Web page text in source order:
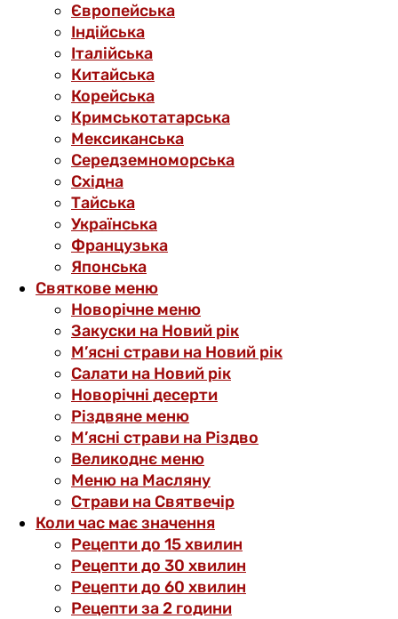
Європейська
Індійська
Італійська
Китайська
Корейська
Кримськотатарська
Мексиканська
Середземноморська
Східна
Тайська
Українська
Французька
Японська
Святкове меню
Новорічне меню
Закуски на Новий рік
М’ясні страви на Новий рік
Салати на Новий рік
Новорічні десерти
Різдвяне меню
М’ясні страви на Різдво
Великоднє меню
Меню на Масляну
Страви на Святвечір
Коли час має значення
Рецепти до 15 хвилин
Рецепти до 30 хвилин
Рецепти до 60 хвилин
Рецепти за 2 години